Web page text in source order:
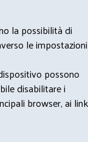
la possibilità di
le impostazioni
possono
disabilitare i
browser, ai link